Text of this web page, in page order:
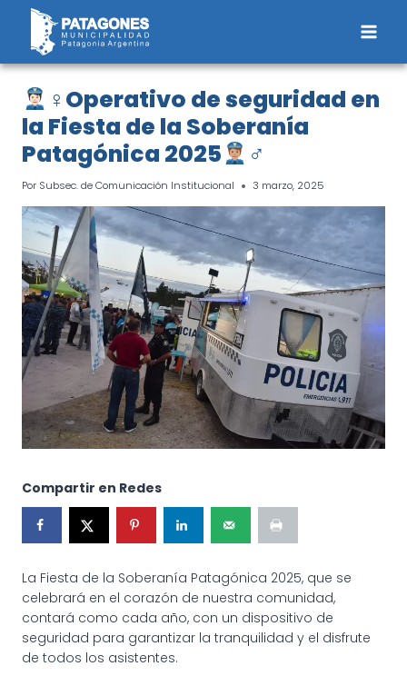
Saltar
contenido
‍♀Operativo de seguridad en
la Fiesta de la Soberanía
Patagónica 2025
‍♂
Por Subsec. de Comunicación Institucional 3 marzo, 2025
Compartir en Redes
La Fiesta de la Soberanía Patagónica 2025, que se
celebrará en el corazón de nuestra comunidad,
contará como cada año, con un dispositivo de
seguridad para garantizar la tranquilidad y el disfrute
de todos los asistentes.